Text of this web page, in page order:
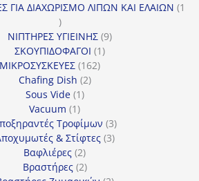
προϊόντα
ΓΙΑ ΔΙΑΧΩΡΙΣΜΟ ΛΙΠΩΝ ΚΑΙ ΕΛΑΙΩΝ 1
1
προϊόν
ΝΙΠΤΗΡΕΣ ΥΓΙΕΙΝΗΣ 99
ΣΚΟΥΠΙΔΟΦΑΓΟΙ 11
ΜΙΚΡΟΣΥΣΚΕΥΕΣ 162162
Chafing Dish 22
Sous Vide 11
Vacuum 11
προϊόν
Τροφίμων 33
προϊόντα
& Στίφτες 33
Βαφλιέρες 22
προϊόντα
Βραστήρες 22